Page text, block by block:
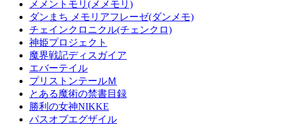
メメントモリ(メメモリ)
ダンまち メモリアフレーゼ(ダンメモ)
チェインクロニクル(チェンクロ)
神姫プロジェクト
魔界戦記ディスガイア
エバーテイル
プリストンテールＭ
とある魔術の禁書目録
勝利の女神NIKKE
パスオブエグザイル